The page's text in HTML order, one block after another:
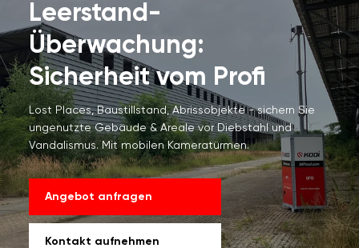
Leerstand-
Überwachung:
Sicherheit vom Profi
Lost Places, Baustillstand, Abrissobjekte - sichern Sie
ungenutzte Gebäude & Areale vor Diebstahl und
Vandalismus. Mit mobilen Kameratürmen.
Angebot anfragen
Kontakt aufnehmen